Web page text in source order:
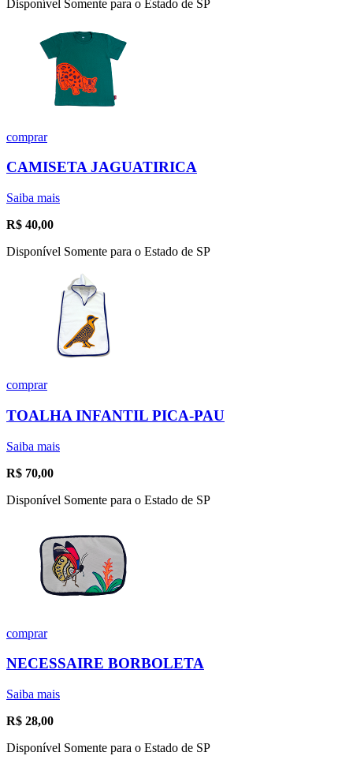
Disponível Somente para o Estado de SP
comprar
CAMISETA JAGUATIRICA
Saiba mais
R$ 40,00
Disponível Somente para o Estado de SP
comprar
TOALHA INFANTIL PICA-PAU
Saiba mais
R$ 70,00
Disponível Somente para o Estado de SP
comprar
NECESSAIRE BORBOLETA
Saiba mais
R$ 28,00
Disponível Somente para o Estado de SP